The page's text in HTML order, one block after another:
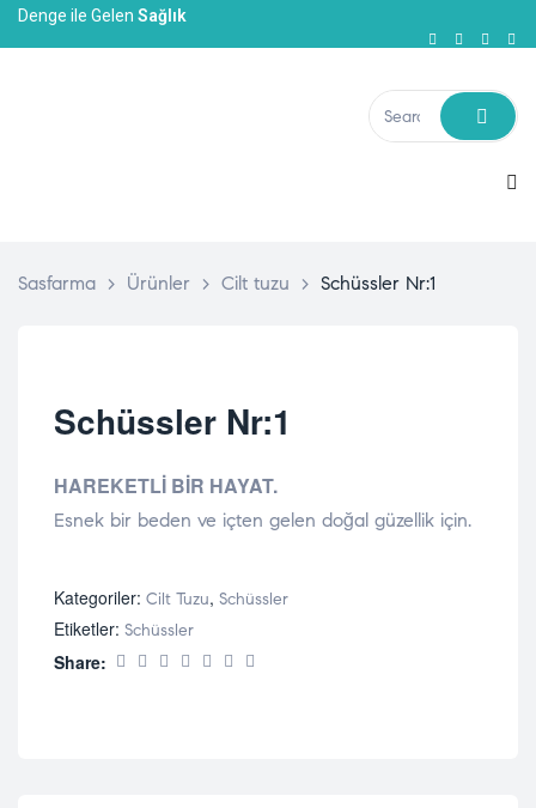
Denge ile Gelen Sağlık
Sasfarma > Ürünler > Cilt tuzu > Schüssler Nr:1
Schüssler Nr:1
HAREKETLİ BİR HAYAT.
Esnek bir beden ve içten gelen doğal güzellik için.
Kategoriler: Cilt Tuzu, Schüssler
Etiketler: Schüssler
Share: